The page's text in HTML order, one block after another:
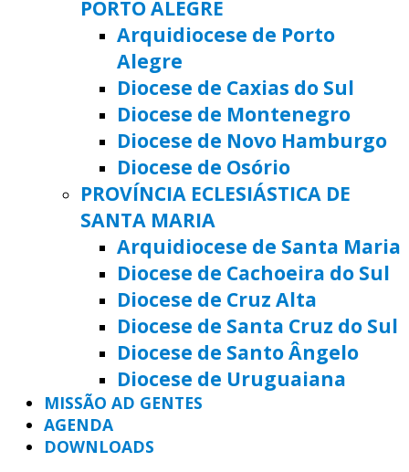
PORTO ALEGRE
Arquidiocese de Porto
Alegre
Diocese de Caxias do Sul
Diocese de Montenegro
Diocese de Novo Hamburgo
Diocese de Osório
PROVÍNCIA ECLESIÁSTICA DE
SANTA MARIA
Arquidiocese de Santa Maria
Diocese de Cachoeira do Sul
Diocese de Cruz Alta
Diocese de Santa Cruz do Sul
Diocese de Santo Ângelo
Diocese de Uruguaiana
MISSÃO AD GENTES
AGENDA
DOWNLOADS